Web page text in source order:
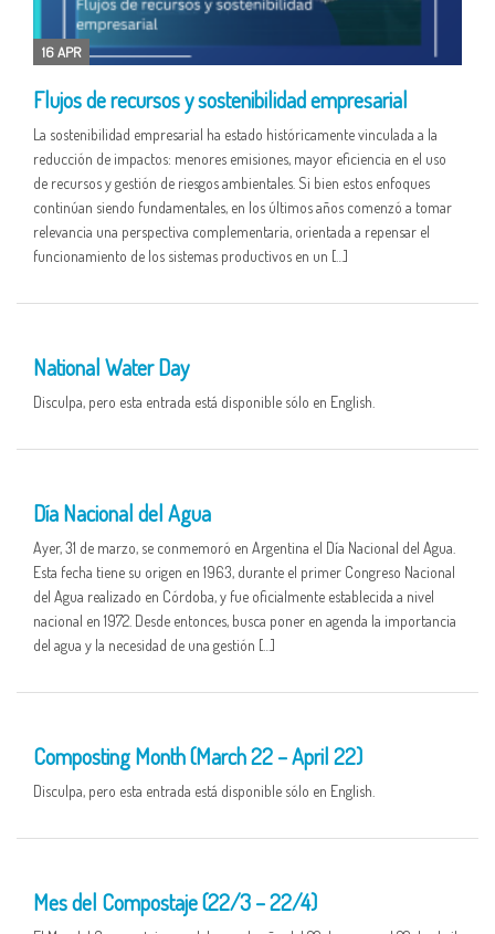
16 APR
Flujos de recursos y sostenibilidad empresarial
La sostenibilidad empresarial ha estado históricamente vinculada a la
reducción de impactos: menores emisiones, mayor eficiencia en el uso
de recursos y gestión de riesgos ambientales. Si bien estos enfoques
continúan siendo fundamentales, en los últimos años comenzó a tomar
relevancia una perspectiva complementaria, orientada a repensar el
funcionamiento de los sistemas productivos en un […]
National Water Day
Disculpa, pero esta entrada está disponible sólo en English.
Día Nacional del Agua
Ayer, 31 de marzo, se conmemoró en Argentina el Día Nacional del Agua.
Esta fecha tiene su origen en 1963, durante el primer Congreso Nacional
del Agua realizado en Córdoba, y fue oficialmente establecida a nivel
nacional en 1972. Desde entonces, busca poner en agenda la importancia
del agua y la necesidad de una gestión […]
Composting Month (March 22 – April 22)
Disculpa, pero esta entrada está disponible sólo en English.
Mes del Compostaje (22/3 – 22/4)